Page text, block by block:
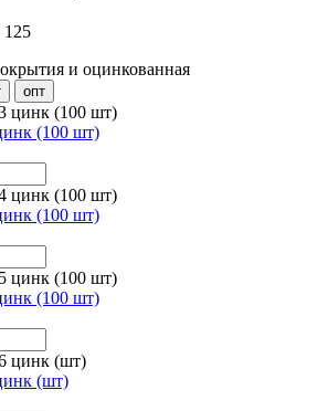
и оцинкованная
опт
(100 шт)
(100 шт)
(100 шт)
(шт)